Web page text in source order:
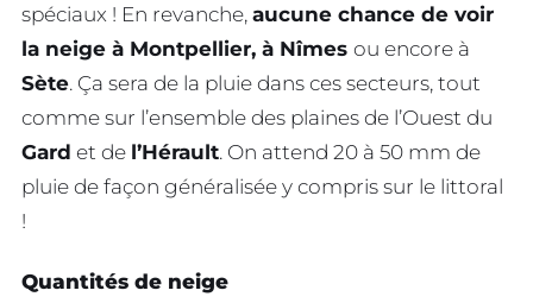
spéciaux ! En revanche, aucune chance de voir
la neige à Montpellier, à Nîmes ou encore à
Sète. Ça sera de la pluie dans ces secteurs, tout
comme sur l’ensemble des plaines de l’Ouest du
Gard et de l’Hérault. On attend 20 à 50 mm de
pluie de façon généralisée y compris sur le littoral
!
Quantités de neige